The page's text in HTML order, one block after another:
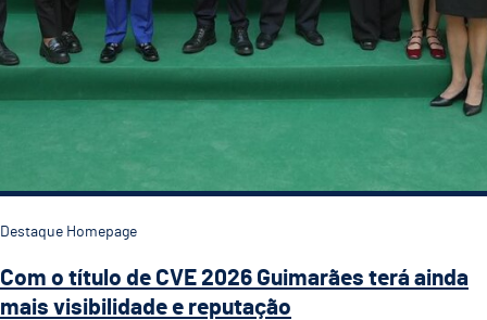
Destaque Homepage
Com o título de CVE 2026 Guimarães terá ainda
mais visibilidade e reputação